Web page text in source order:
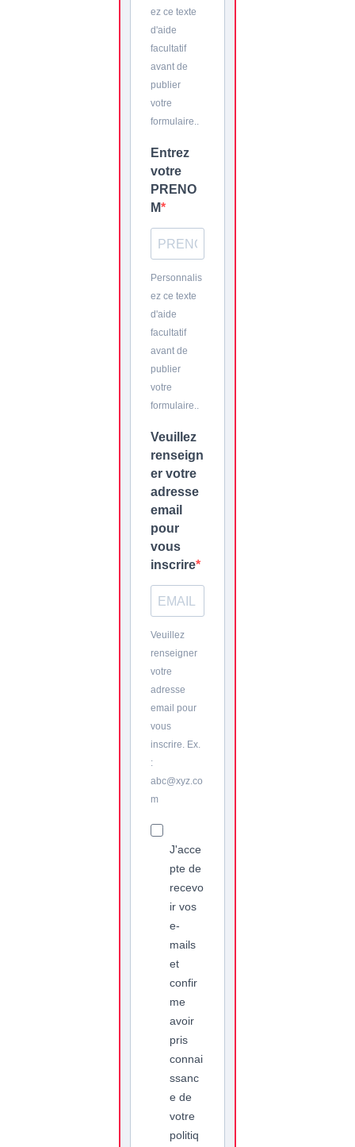
ez ce texte
d'aide
facultatif
avant de
publier
votre
formulaire..
Entrez
votre
PRENO
M
Personnalis
ez ce texte
d'aide
facultatif
avant de
publier
votre
formulaire..
Veuillez
renseign
er votre
adresse
email
pour
vous
inscrire
Veuillez
renseigner
votre
adresse
email pour
vous
inscrire. Ex.
:
abc@xyz.co
m
J'acce
pte de
recevo
ir vos
e-
mails
et
confir
me
avoir
pris
connai
ssanc
e de
votre
politiq